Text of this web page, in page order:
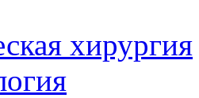
хирургия